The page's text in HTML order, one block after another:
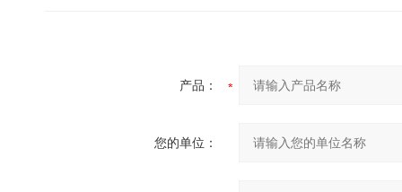
产品：
您的单位：